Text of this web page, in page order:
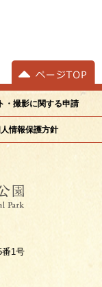
・撮影に関する申請
情報保護方針
番1号